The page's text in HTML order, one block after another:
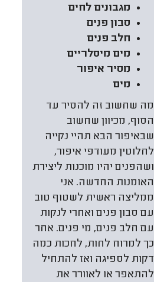
מגבונים לחים
סבון פנים
חלב פנים
מים מיסלריים
מסיר איפור
מים
מה שחשוב זה להסיר עד
הסוף, מכיוון שחשוב
שבאיפור הבא תהיי נקייה
לחלוטין מעודפי איפור,
ושהפנים יהיו מוכנות ליצירת
האומנות החדשה. אני
ממליצה ראשית לשטוף טוב
עם סבון פנים ואחרי לנקות
עם חלב פנים, מי פנים. אחר
כך למרוח לחות, לחכות כמה
דקות לספיגה ואז להתחיל
להתאפר או לאוורר את